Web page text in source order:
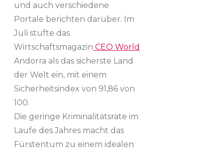
und auch verschiedene
Portale berichten darüber. Im
Juli stufte das
Wirtschaftsmagazin CEO World
Andorra als das sicherste Land
der Welt ein, mit einem
Sicherheitsindex von 91,86 von
100.
Die geringe Kriminalitätsrate im
Laufe des Jahres macht das
Fürstentum zu einem idealen